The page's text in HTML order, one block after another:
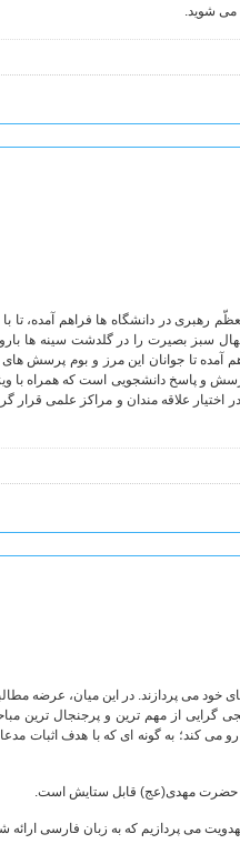
می شوید.
مقام معظّم رهبری در دانشگاه ها فراهم
سبز بصیرت را در گلدشت سینه ها
تا جوانان این مرز و بوم پرسش
پاسخ مناسب دریافت کنند. پرسمان، برگزیده ای از 50 هزار پرسش و پاسخ
علاقه مندان و مراکز علمی قرار
خود می پردازند. در این میان، عرضه
گرایی از مهم ترین و پرجنجال ترین
می کند؛ به گونه ای که با هدف اثبات
حضرت مهدی(عج) قابل ستایش است.
می پردازیم که به زبان فارسی ارائه